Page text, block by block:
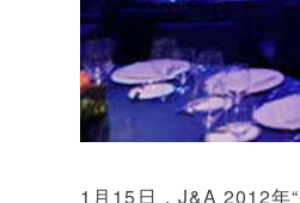
1月15日，J&A 2012年